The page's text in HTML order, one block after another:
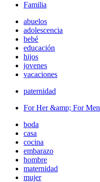
Familia
abuelos
adolescencia
bebé
educación
hijos
jovenes
vacaciones
paternidad
For Her &amp; For Men
boda
casa
cocina
embarazo
hombre
maternidad
mujer